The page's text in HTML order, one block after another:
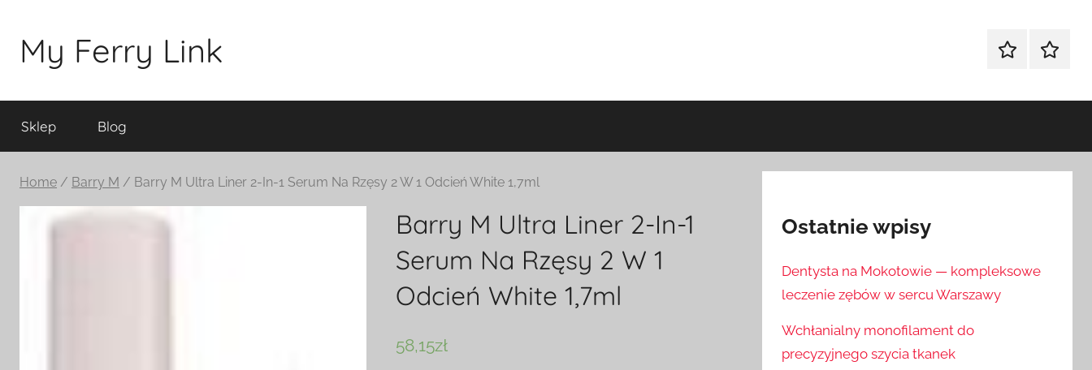
treściMy Ferry Link Sklep Blog
Sklep Blog
Home / Barry M / Barry M Ultra Liner 2-In-1 Serum Na Rzęsy 2 W 1 Odcień White 1,7ml
Barry M Ultra Liner 2-In-1
Serum Na Rzęsy 2 W 1
Odcień White 1,7ml
58,15zł
Ostatnie wpisy
Dentysta na Mokotowie — kompleksowe
leczenie zębów w sercu Warszawy
Wchłanialny monofilament do
precyzyjnego szycia tkanek